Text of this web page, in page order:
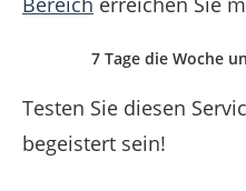
7 Tage die Woche
Testen Sie diesen
begeistert sein!